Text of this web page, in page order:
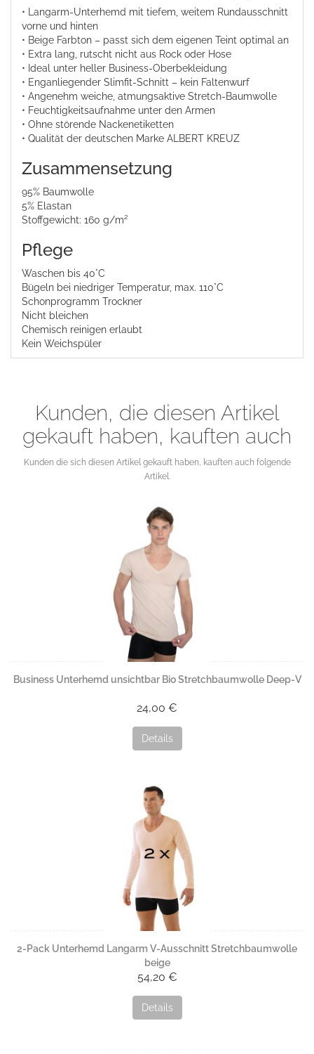
• Langarm-Unterhemd mit tiefem, weitem Rundausschnitt
vorne und hinten
• Beige Farbton – passt sich dem eigenen Teint optimal an
• Extra lang, rutscht nicht aus Rock oder Hose
• Ideal unter heller Business-Oberbekleidung
• Enganliegender Slimfit-Schnitt – kein Faltenwurf
• Angenehm weiche, atmungsaktive Stretch-Baumwolle
• Feuchtigkeitsaufnahme unter den Armen
• Ohne störende Nackenetiketten
• Qualität der deutschen Marke ALBERT KREUZ
Zusammensetzung
95% Baumwolle
5% Elastan
Stoffgewicht: 160 g/m²
Pflege
Waschen bis 40°C
Bügeln bei niedriger Temperatur, max. 110°C
Schonprogramm Trockner
Nicht bleichen
Chemisch reinigen erlaubt
Kein Weichspüler
Kunden, die diesen Artikel
gekauft haben, kauften auch
Kunden die sich diesen Artikel gekauft haben, kauften auch folgende
Artikel.
Business Unterhemd unsichtbar Bio Stretchbaumwolle Deep-V
24,00 €
Details
2-Pack Unterhemd Langarm V-Ausschnitt Stretchbaumwolle
beige
54,20 €
Details